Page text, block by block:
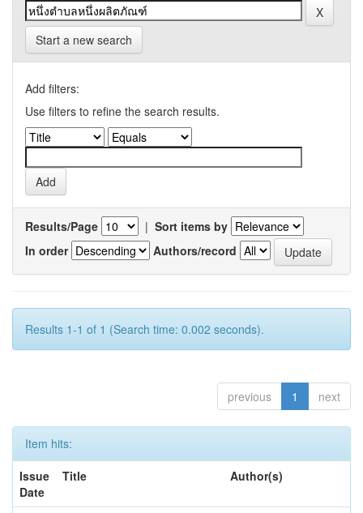
Start a new search
Add filters:
Use filters to refine the search results.
Results/Page | Sort items by
In order
Authors/record
Results 1-1 of 1 (Search time: 0.002 seconds).
previous 1 next
Item hits:
Issue
Date
Title Author(s)